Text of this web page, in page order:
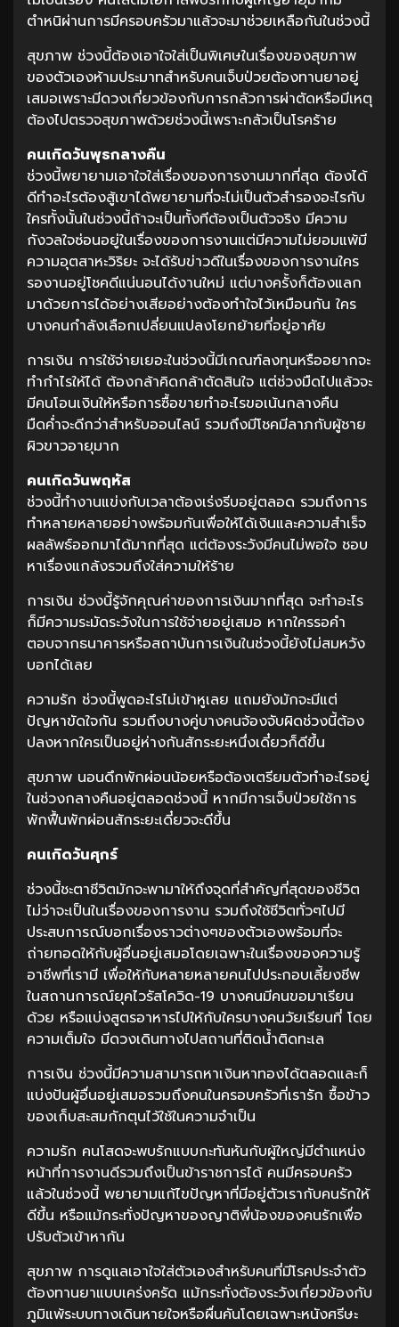
ตำหนิผ่านการมีครอบครัวมาแล้วจะมาช่วยเหลือกันในช่วงนี้
สุขภาพ ช่วงนี้ต้องเอาใจใส่เป็นพิเศษในเรื่องของสุขภาพ
ของตัวเองห้ามประมาทสำหรับคนเจ็บป่วยต้องทานยาอยู่
เสมอเพราะมีดวงเกี่ยวข้องกับการกลัวการผ่าตัดหรือมีเหตุ
ต้องไปตรวจสุขภาพด้วยช่วงนี้เพราะกลัวเป็นโรคร้าย
คนเกิดวันพุธกลางคืน
ช่วงนี้พยายามเอาใจใส่เรื่องของการงานมากที่สุด ต้องได้
ดีทำอะไรต้องสู้เขาได้พยายามที่จะไม่เป็นตัวสำรองอะไรกับ
ใครทั้งนั้นในช่วงนี้ถ้าจะเป็นทั้งทีต้องเป็นตัวจริง มีความ
กังวลใจซ่อนอยู่ในเรื่องของการงานแต่มีความไม่ยอมแพ้มี
ความอุตสาหะวิริยะ จะได้รับข่าวดีในเรื่องของการงานใคร
รองานอยู่โชคดีแน่นอนได้งานใหม่ แต่บางครั้งก็ต้องแลก
มาด้วยการได้อย่างเสียอย่างต้องทำใจไว้เหมือนกัน ใคร
บางคนกำลังเลือกเปลี่ยนแปลงโยกย้ายที่อยู่อาศัย
การเงิน การใช้จ่ายเยอะในช่วงนี้มีเกณฑ์ลงทุนหรืออยากจะ
ทำกำไรให้ได้ ต้องกล้าคิดกล้าตัดสินใจ แต่ช่วงมืดไปแล้วจะ
มีคนโอนเงินให้หรือการซื้อขายทำอะไรขอเน้นกลางคืน
มืดค่ำจะดีกว่าสำหรับออนไลน์ รวมถึงมีโชคมีลาภกับผู้ชาย
ผิวขาวอายุมาก
คนเกิดวันพฤหัส
ช่วงนี้ทำงานแข่งกับเวลาต้องเร่งรีบอยู่ตลอด รวมถึงการ
ทำหลายหลายอย่างพร้อมกันเพื่อให้ได้เงินและความสำเร็จ
ผลลัพธ์ออกมาได้มากที่สุด แต่ต้องระวังมีคนไม่พอใจ ชอบ
หาเรื่องแกล้งรวมถึงใส่ความให้ร้าย
การเงิน ช่วงนี้รู้จักคุณค่าของการเงินมากที่สุด จะทำอะไร
ก็มีความระมัดระวังในการใช้จ่ายอยู่เสมอ หากใครรอคำ
ตอบจากธนาคารหรือสถาบันการเงินในช่วงนี้ยังไม่สมหวัง
บอกได้เลย
ความรัก ช่วงนี้พูดอะไรไม่เข้าหูเลย แถมยังมักจะมีแต่
ปัญหาขัดใจกัน รวมถึงบางคู่บางคนจ้องจับผิดช่วงนี้ต้อง
ปลงหากใครเป็นอยู่ห่างกันสักระยะหนึ่งเดี๋ยวก็ดีขึ้น
สุขภาพ นอนดึกพักผ่อนน้อยหรือต้องเตรียมตัวทำอะไรอยู่
ในช่วงกลางคืนอยู่ตลอดช่วงนี้ หากมีการเจ็บป่วยใช้การ
พักฟื้นพักผ่อนสักระยะเดี๋ยวจะดีขึ้น
คนเกิดวันศุกร์
ช่วงนี้ชะตาชีวิตมักจะพามาให้ถึงจุดที่สำคัญที่สุดของชีวิต
ไม่ว่าจะเป็นในเรื่องของการงาน รวมถึงใช้ชีวิตทั่วๆไปมี
ประสบการณ์บอกเรื่องราวต่างๆของตัวเองพร้อมที่จะ
ถ่ายทอดให้กับผู้อื่นอยู่เสมอโดยเฉพาะในเรื่องของความรู้
อาชีพที่เรามี เพื่อให้กับหลายหลายคนไปประกอบเลี้ยงชีพ
ในสถานการณ์ยุคไวรัสโควิด-19 บางคนมีคนขอมาเรียน
ด้วย หรือแบ่งสูตรอาหารไปให้กับใครบางคนวัยเรียนที่ โดย
ความเต็มใจ มีดวงเดินทางไปสถานที่ติดน้ำติดทะเล
การเงิน ช่วงนี้มีความสามารถหาเงินหาทองได้ตลอดและก็
แบ่งปันผู้อื่นอยู่เสมอรวมถึงคนในครอบครัวที่เรารัก ซื้อข้าว
ของเก็บสะสมกักตุนไว้ใช้ในความจำเป็น
ความรัก คนโสดจะพบรักแบบกะทันหันกับผู้ใหญ่มีตำแหน่ง
หน้าที่การงานดีรวมถึงเป็นข้าราชการได้ คนมีครอบครัว
แล้วในช่วงนี้ พยายามแก้ไขปัญหาที่มีอยู่ตัวเรากับคนรักให้
ดีขึ้น หรือแม้กระทั่งปัญหาของญาติพี่น้องของคนรักเพื่อ
ปรับตัวเข้าหากัน
สุขภาพ การดูแลเอาใจใส่ตัวเองสำหรับคนที่มีโรคประจำตัว
ต้องทานยาแบบเคร่งครัด แม้กระทั่งต้องระวังเกี่ยวข้องกับ
ภูมิแพ้ระบบทางเดินหายใจหรือผื่นคันโดยเฉพาะหนังศรีษะ